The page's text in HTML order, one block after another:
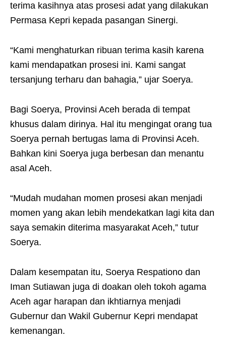
terima kasihnya atas prosesi adat yang dilakukan
Permasa Kepri kepada pasangan Sinergi.
“Kami menghaturkan ribuan terima kasih karena
kami mendapatkan prosesi ini. Kami sangat
tersanjung terharu dan bahagia,” ujar Soerya.
Bagi Soerya, Provinsi Aceh berada di tempat
khusus dalam dirinya. Hal itu mengingat orang tua
Soerya pernah bertugas lama di Provinsi Aceh.
Bahkan kini Soerya juga berbesan dan menantu
asal Aceh.
“Mudah mudahan momen prosesi akan menjadi
momen yang akan lebih mendekatkan lagi kita dan
saya semakin diterima masyarakat Aceh,” tutur
Soerya.
Dalam kesempatan itu, Soerya Respationo dan
Iman Sutiawan juga di doakan oleh tokoh agama
Aceh agar harapan dan ikhtiarnya menjadi
Gubernur dan Wakil Gubernur Kepri mendapat
kemenangan.